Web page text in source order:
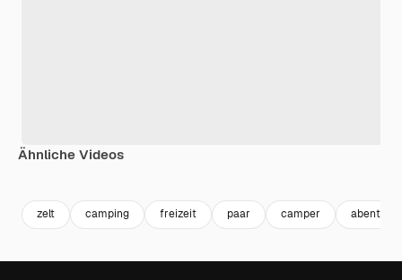
Ähnliche Videos
zelt camping freizeit paar camper